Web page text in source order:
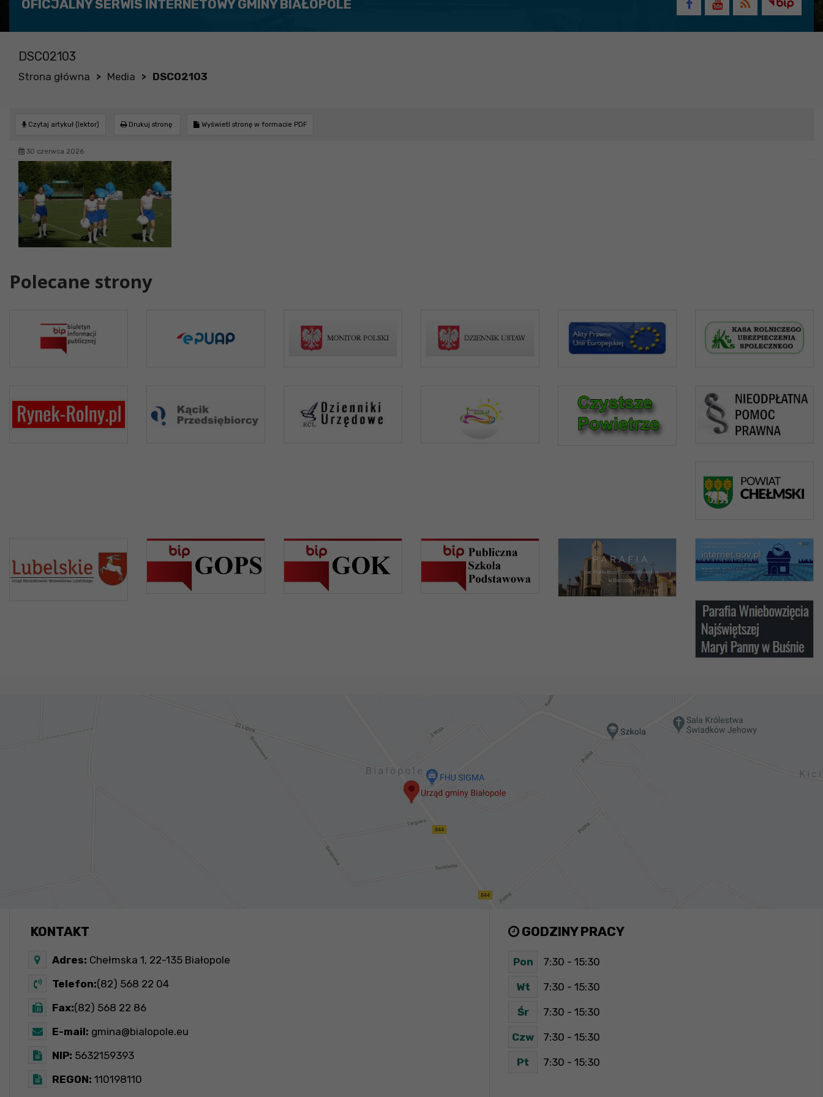
OFICJALNY SERWIS INTERNETOWY GMINY BIAŁOPOLE
DSC02103
Strona główna > Media > DSC02103
Czytaj artykuł (lektor) Drukuj stronę Wyświetl stronę w formacie PDF
30 czerwca 2026
Polecane strony
KONTAKT
Adres: Chełmska 1, 22-135 Białopole
Telefon:(82) 568 22 04
Fax:(82) 568 22 86
E-mail: gmina@bialopole.eu
NIP: 5632159393
REGON: 110198110
GODZINY PRACY
Pon 7:30 - 15:30
Wt 7:30 - 15:30
Śr 7:30 - 15:30
Czw 7:30 - 15:30
Pt 7:30 - 15:30